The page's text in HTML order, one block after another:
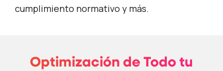
cumplimiento normativo y más.
Optimización de Todo tu